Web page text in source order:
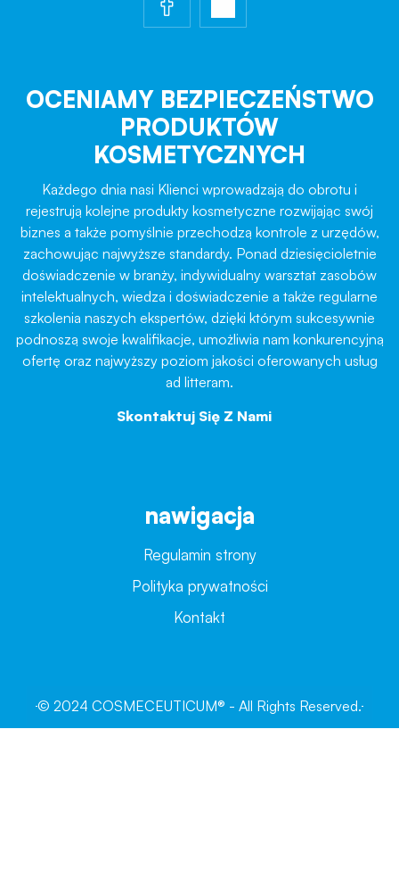
OCENIAMY BEZPIECZEŃSTWO
PRODUKTÓW
KOSMETYCZNYCH
Każdego dnia nasi Klienci wprowadzają do obrotu i
rejestrują kolejne produkty kosmetyczne rozwijając swój
biznes a także pomyślnie przechodzą kontrole z urzędów,
zachowując najwyższe standardy. Ponad dziesięcioletnie
doświadczenie w branży, indywidualny warsztat zasobów
intelektualnych, wiedza i doświadczenie a także regularne
szkolenia naszych ekspertów, dzięki którym sukcesywnie
podnoszą swoje kwalifikacje, umożliwia nam konkurencyjną
ofertę oraz najwyższy poziom jakości oferowanych usług
ad litteram.
Skontaktuj Się Z Nami
nawigacja
Regulamin strony
Polityka prywatności
Kontakt
© 2024 COSMECEUTICUM® - All Rights Reserved.